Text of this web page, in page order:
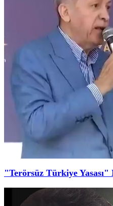
"Terörsüz Türkiye